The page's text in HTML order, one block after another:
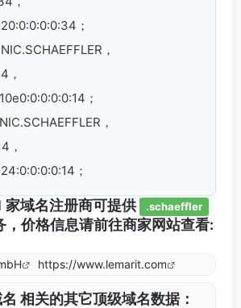
；
，
，
；
，
，
；
家域名注册商可提供 .schaeffler
，价格信息请前往商家网站查看:
https://www.lemarit.com
相关的其它顶级域名数据：